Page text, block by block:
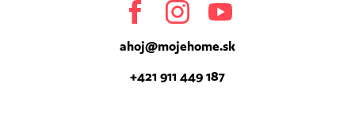
Facebook Instagram
ahoj@mojehome.sk
+421 911 449 187